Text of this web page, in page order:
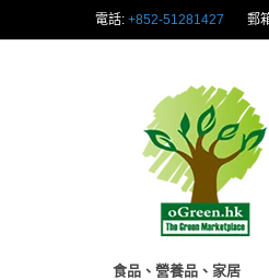
電話: +852-51281427 郵
食品、營養品、家居